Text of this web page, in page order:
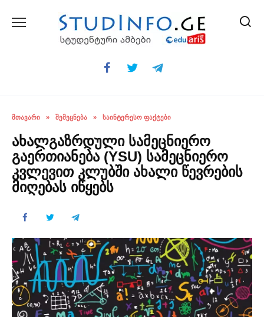
ᲛᲗᲐᲕᲐᲠᲘ » ᲨᲔᲛᲔᲪᲜᲔᲑᲐ » ᲡᲐᲘᲜᲢᲔᲠᲔᲡᲝ ᲤᲐᲥᲢᲔᲑᲘ
ახალგაზრდული სამეცნიერო
გაერთიანება (YSU) სამეცნიერო
კვლევით კლუბში ახალი წევრების
მიღებას იწყებს